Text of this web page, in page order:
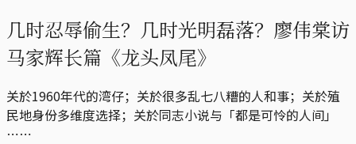
几时忍辱偷生？几时光明磊落？廖伟棠访
马家辉长篇《龙头凤尾》
关於1960年代的湾仔；关於很多乱七八糟的人和事；关於殖
民地身份多维度选择；关於同志小说与「都是可怜的人间」
⋯⋯